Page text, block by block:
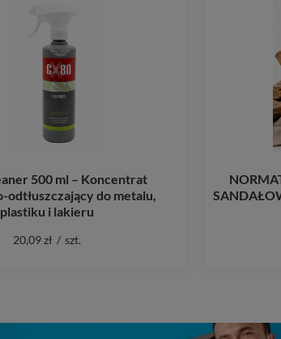
500 ml – Koncentrat
odtłuszczający do metalu,
plastiku i lakieru
20,09 zł / szt.